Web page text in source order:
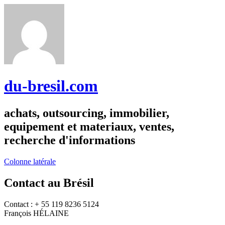
du-bresil.com
achats, outsourcing, immobilier,
equipement et materiaux, ventes,
recherche d'informations
Colonne latérale
Contact au Brésil
Contact : + 55 119 8236 5124
François HÉLAINE